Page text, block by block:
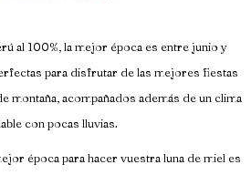
al 100%, la mejor época es entre junio y
para disfrutar de las mejores fiestas
montaña, acompañados además de un clima
con pocas lluvias.
época para hacer vuestra luna de miel es